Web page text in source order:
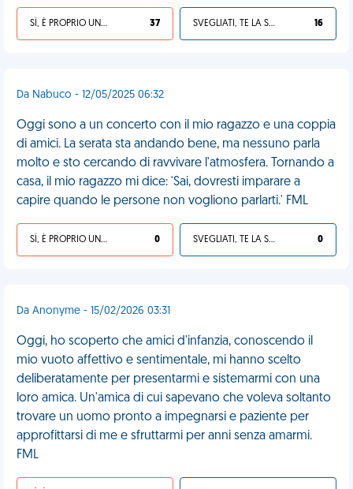
SÌ, È PROPRIO UNA VDM! 37 SVEGLIATI, TE LA SEI CERCATA! 16
Da Nabuco - 12/05/2025 06:32
Oggi sono a un concerto con il mio ragazzo e una coppia
di amici. La serata sta andando bene, ma nessuno parla
molto e sto cercando di ravvivare l'atmosfera. Tornando a
casa, il mio ragazzo mi dice: 'Sai, dovresti imparare a
capire quando le persone non vogliono parlarti.' FML
SÌ, È PROPRIO UNA VDM! 0 SVEGLIATI, TE LA SEI CERCATA! 0
Da Anonyme - 15/02/2026 03:31
Oggi, ho scoperto che amici d'infanzia, conoscendo il
mio vuoto affettivo e sentimentale, mi hanno scelto
deliberatamente per presentarmi e sistemarmi con una
loro amica. Un'amica di cui sapevano che voleva soltanto
trovare un uomo pronto a impegnarsi e paziente per
approfittarsi di me e sfruttarmi per anni senza amarmi.
FML